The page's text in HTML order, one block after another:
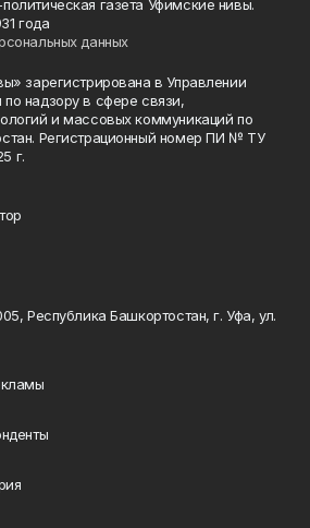
газета Уфимские нивы.
года
данных
зарегистрирована в Управлении
надзору в сфере связи,
и массовых коммуникаций по
Регистрационный номер ПИ № ТУ
г.
Республика Башкортостан, г. Уфа, ул.